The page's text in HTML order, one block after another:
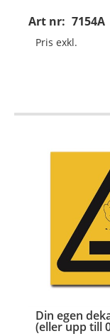
Art nr: 7154A
Material:Plan
Mått:
Pris exkl.
Din egen
(eller upp till